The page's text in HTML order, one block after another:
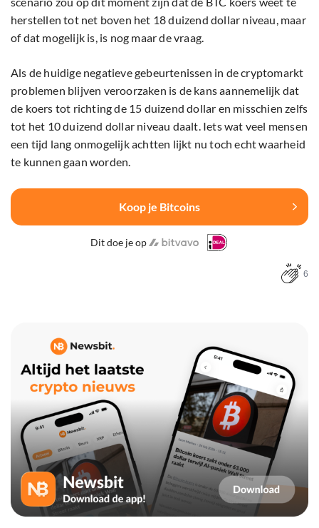
herstellen tot net boven het 18 duizend dollar niveau, maar
of dat mogelijk is, is nog maar de vraag.
Als de huidige negatieve gebeurtenissen in de cryptomarkt
problemen blijven veroorzaken is de kans aannemelijk dat
de koers tot richting de 15 duizend dollar en misschien zelfs
tot het 10 duizend dollar niveau daalt. Iets wat veel mensen
een tijd lang onmogelijk achtten lijkt nu toch echt waarheid
te kunnen gaan worden.
Koop je Bitcoins
Dit doe je op
6